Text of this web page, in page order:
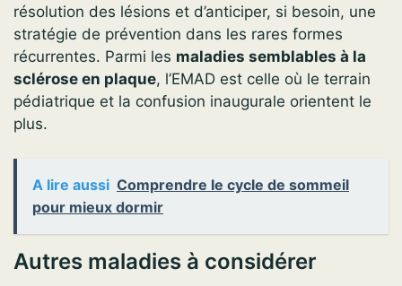
résolution des lésions et d’anticiper, si besoin, une
stratégie de prévention dans les rares formes
récurrentes. Parmi les maladies semblables à la
sclérose en plaque, l’EMAD est celle où le terrain
pédiatrique et la confusion inaugurale orientent le
plus.
A lire aussi Comprendre le cycle de sommeil
pour mieux dormir
Autres maladies à considérer